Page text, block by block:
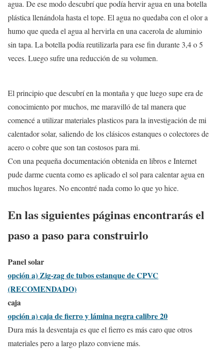
agua. De ese modo descubrí que podía hervir agua en una botella
plástica llenándola hasta el tope. El agua no quedaba con el olor a
humo que queda el agua al hervirla en una cacerola de aluminio
sin tapa. La botella podía reutilizarla para ese fin durante 3,4 o 5
veces. Luego sufre una reducción de su volumen.
El principio que descubrí en la montaña y que luego supe era de
conocimiento por muchos, me maravilló de tal manera que
comencé a utilizar materiales plasticos para la investigación de mi
calentador solar, saliendo de los clásicos estanques o colectores de
acero o cobre que son tan costosos para mi.
Con una pequeña documentación obtenida en libros e Internet
pude darme cuenta como es aplicado el sol para calentar agua en
muchos lugares. No encontré nada como lo que yo hice.
En las siguientes páginas encontrarás el
paso a paso para construirlo
Panel solar
opción a) Zig-zag de tubos estanque de CPVC
(RECOMENDADO)
caja
opción a) caja de fierro y lámina negra calibre 20
Dura más la desventaja es que el fierro es más caro que otros
materiales pero a largo plazo conviene más.